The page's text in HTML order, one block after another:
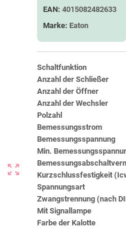
zoom_out_map
EAN: 4015082482633
Marke: Eaton
Schaltfunktion
Anzahl der Schließer
Anzahl der Öffner
Anzahl der Wechsler
Polzahl
Bemessungsstrom
Bemessungsspannung
Min.
Kurzschlussfestigkeit
Spannungsart
Zwangstrennung (nach
Mit Signallampe
Farbe der Kalotte